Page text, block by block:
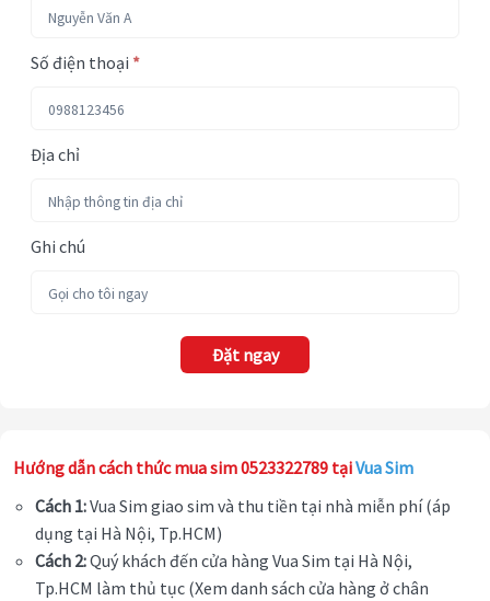
Số điện thoại *
Địa chỉ
Ghi chú
Đặt ngay
Hướng dẫn cách thức mua sim 0523322789 tạiVua Sim
Cách 1:Vua Sim giao sim và thu tiền tại nhà miễn phí (áp
dụng tại Hà Nội, Tp.HCM)
Cách 2:Quý khách đến cửa hàng Vua Sim tại Hà Nội,
Tp.HCM làm thủ tục (Xem danh sách cửa hàng ở chân